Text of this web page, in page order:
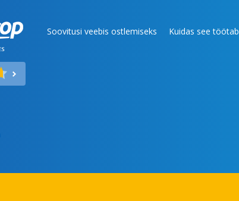
Soovitusi veebis ostlemiseks Kuidas see töötab